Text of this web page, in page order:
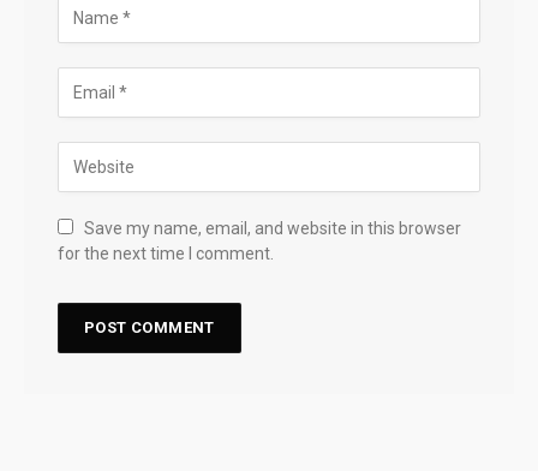
Save my name, email, and website in this browser
for the next time I comment.